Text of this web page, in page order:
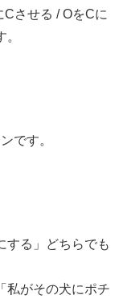
させる / OをCに
です。
する」どちらでも
私がその犬にポチ